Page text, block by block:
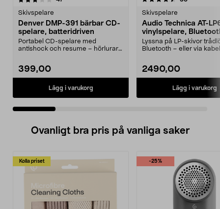
Skivspelare
Denver DMP-391 bärbar CD-
spelare, batteridriven
Portabel CD-spelare med
antishock och resume – hörlurar
399,00
Lägg i varukorg
Skivspelare
Audio Technica AT-
vinylspelare,
Lyssna på LP-skivor
Bluetooth – eller via
2490,00
Lägg i varukorg
Ovanligt bra pris på vanliga saker
Kolla priset -25%